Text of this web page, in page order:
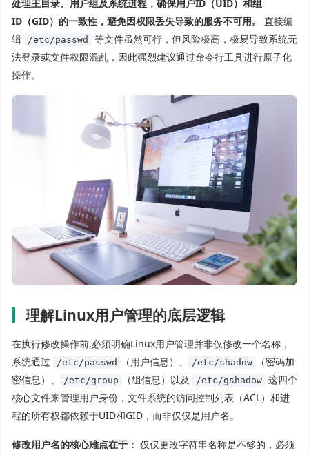
处理主目录、用户组及系统进程，确保用户ID（UID）和组
ID（GID）的一致性，避免因权限丢失导致的服务不可用。
直接编
辑
/etc/passwd
等文件虽然可行，但风险极高，极易导致系统无
法登录或文件权限混乱，因此强烈建议通过命令行工具进行原子化
操作。
理解Linux用户管理的底层逻辑
在执行修改操作前,必须明确Linux用户管理并非仅修改一个名称，
系统通过
/etc/passwd （用户信息）、 /etc/shadow
（密码加
密信息）、
/etc/group （组信息）以及 /etc/gshadow 这四个
核心文件来管理用户身份，文件系统的访问控制列表（ACL）和进
程的所有权都依赖于UID和GID，而非仅仅是用户名。
修改用户名的核心难点在于： 仅仅更改字符串名称是不够的，必须